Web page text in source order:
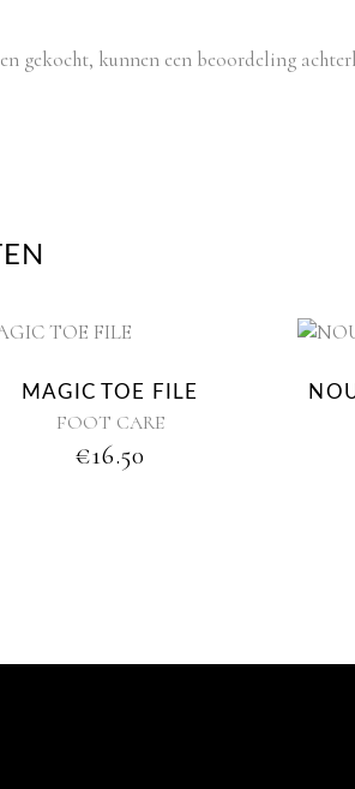
gekocht, kunnen een beoordeling
MAGIC TOE FILE
FOOT CARE
€16.50